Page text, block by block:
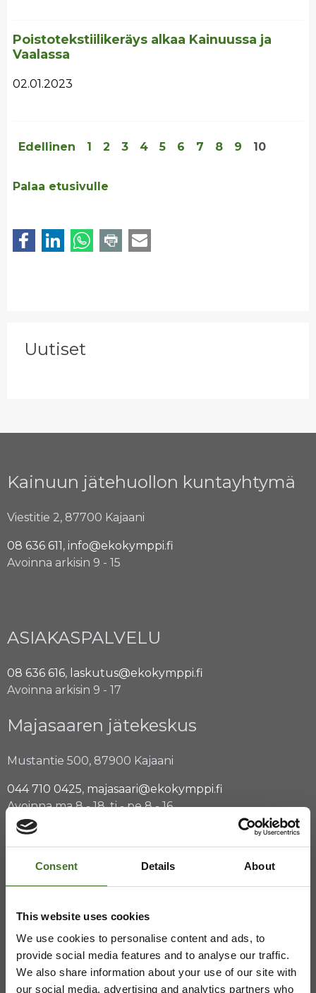
Consent Details About
This website uses cookies
We use cookies to personalise content and ads, to
provide social media features and to analyse our traffic.
We also share information about your use of our site with
our social media, advertising and analytics partners who
Uutiset
Poistotekstiilikeräys alkaa Kainuussa ja
Vaalassa
02.01.2023
Edellinen 1 2 3 4 5 6 7 8 9 10
Palaa etusivulle
Kainuun jätehuollon kuntayhtymä
Viestitie 2, 87700 Kajaani
08 636 611, info@ekokymppi.fi
Avoinna arkisin 9 - 15
ASIAKASPALVELU
08 636 616, laskutus@ekokymppi.fi
Avoinna arkisin 9 - 17
Majasaaren jätekeskus
Mustantie 500, 87900 Kajaani
044 710 0425, majasaari@ekokymppi.fi
Avoinna ma 8 - 18, ti - pe 8 - 16